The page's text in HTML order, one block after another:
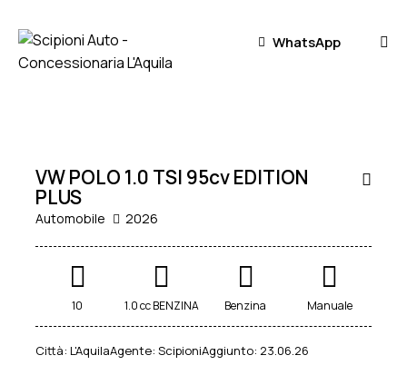
WhatsApp
VW POLO 1.0 TSI 95cv EDITION
PLUS
Automobile 2026
10 1.0 cc BENZINA Benzina Manuale
Città: L'AquilaAgente: ScipioniAggiunto: 23.06.26
24.900